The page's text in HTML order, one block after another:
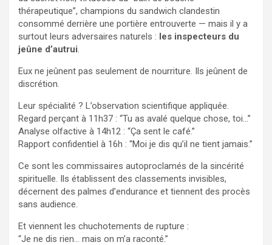
thérapeutique”, champions du sandwich clandestin
consommé derrière une portière entrouverte — mais il y a
surtout leurs adversaires naturels : les inspecteurs du
jeûne d’autrui
Eux ne jeûnent pas seulement de nourriture. Ils jeûnent de
discrétion.
Leur spécialité ? L’observation scientifique appliquée.
Regard perçant à 11h37 : “Tu as avalé quelque chose, toi…”
Analyse olfactive à 14h12 : “Ça sent le café.”
Rapport confidentiel à 16h : “Moi je dis qu’il ne tient jamais.”
Ce sont les commissaires autoproclamés de la sincérité
spirituelle. Ils établissent des classements invisibles,
décernent des palmes d’endurance et tiennent des procès
sans audience.
Et viennent les chuchotements de rupture :
“Je ne dis rien… mais on m’a raconté.”